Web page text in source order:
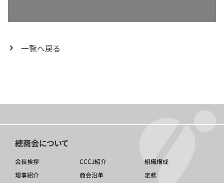
一覧へ戻る
總商会について
会長挨拶 CCCJ紹介
組織構成
理事紹介
商会沿革
定款